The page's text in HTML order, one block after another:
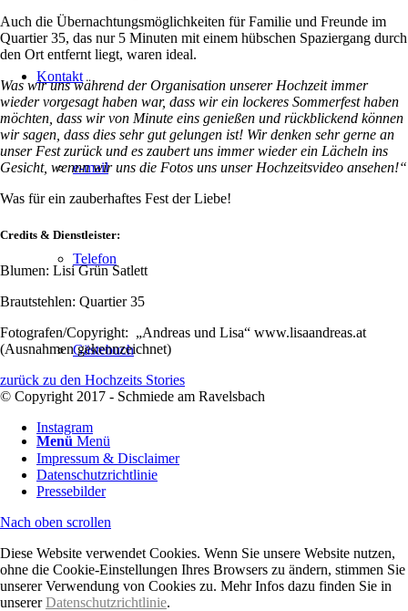
Kontakt
e-mail
Telefon
Gästebuch
Menü Menü
Auch die Übernachtungsmöglichkeiten für Familie und Freunde im
Quartier 35, das nur 5 Minuten mit einem hübschen Spaziergang durch
den Ort entfernt liegt, waren ideal.
Was wir uns während der Organisation unserer Hochzeit immer
wieder vorgesagt haben war, dass wir ein lockeres Sommerfest haben
möchten, dass wir von Minute eins genießen und rückblickend können
wir sagen, dass dies sehr gut gelungen ist! Wir denken sehr gerne an
unser Fest zurück und es zaubert uns immer wieder ein Lächeln ins
Gesicht, wennn wir uns die Fotos uns unser Hochzeitsvideo ansehen!“
Was für ein zauberhaftes Fest der Liebe!
Credits & Dienstleister:
Blumen: Lisi Grün Satlett
Brautstehlen: Quartier 35
Fotografen/Copyright: „Andreas und Lisa“ www.lisaandreas.at
(Ausnahmen gekennzeichnet)
zurück zu den Hochzeits Stories
© Copyright 2017 - Schmiede am Ravelsbach
Instagram
Impressum & Disclaimer
Datenschutzrichtlinie
Pressebilder
Nach oben scrollen
Diese Website verwendet Cookies. Wenn Sie unsere Website nutzen,
ohne die Cookie-Einstellungen Ihres Browsers zu ändern, stimmen Sie
unserer Verwendung von Cookies zu. Mehr Infos dazu finden Sie in
unsererDatenschutzrichtlinie.